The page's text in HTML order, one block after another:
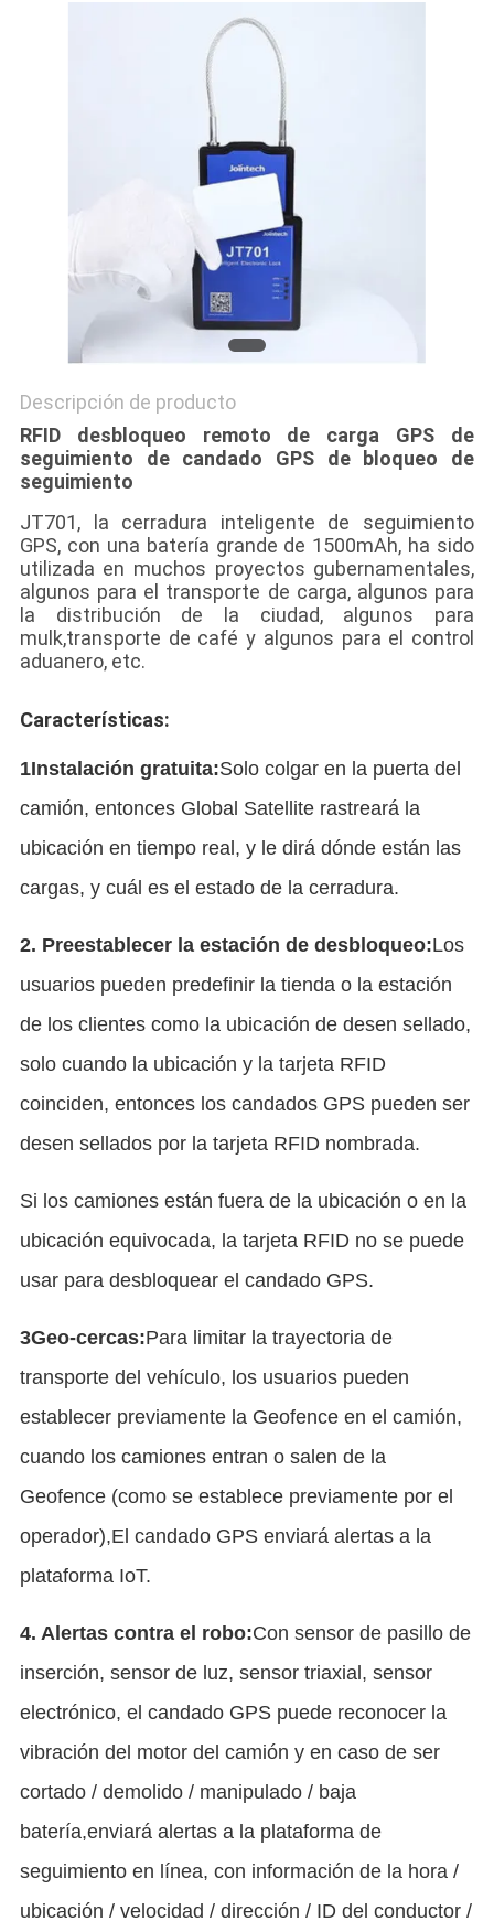
POLICY
Descripción de producto
RFID desbloqueo remoto de carga GPS de
seguimiento de candado GPS de bloqueo de
seguimiento
JT701, la cerradura inteligente de seguimiento
GPS, con una batería grande de 1500mAh, ha sido
utilizada en muchos proyectos gubernamentales,
algunos para el transporte de carga, algunos para
la distribución de la ciudad, algunos para
mulk,transporte de café y algunos para el control
aduanero, etc.
Características:
1Instalación gratuita:Solo colgar en la puerta del
camión, entonces Global Satellite rastreará la
ubicación en tiempo real, y le dirá dónde están las
cargas, y cuál es el estado de la cerradura.
2. Preestablecer la estación de desbloqueo:Los
usuarios pueden predefinir la tienda o la estación
de los clientes como la ubicación de desen sellado,
solo cuando la ubicación y la tarjeta RFID
coinciden, entonces los candados GPS pueden ser
desen sellados por la tarjeta RFID nombrada.
Si los camiones están fuera de la ubicación o en la
ubicación equivocada, la tarjeta RFID no se puede
usar para desbloquear el candado GPS.
3Geo-cercas:Para limitar la trayectoria de
transporte del vehículo, los usuarios pueden
establecer previamente la Geofence en el camión,
cuando los camiones entran o salen de la
Geofence (como se establece previamente por el
operador),El candado GPS enviará alertas a la
plataforma IoT.
4. Alertas contra el robo:Con sensor de pasillo de
inserción, sensor de luz, sensor triaxial, sensor
electrónico, el candado GPS puede reconocer la
vibración del motor del camión y en caso de ser
cortado / demolido / manipulado / baja
batería,enviará alertas a la plataforma de
seguimiento en línea, con información de la hora /
ubicación / velocidad / dirección / ID del conductor /